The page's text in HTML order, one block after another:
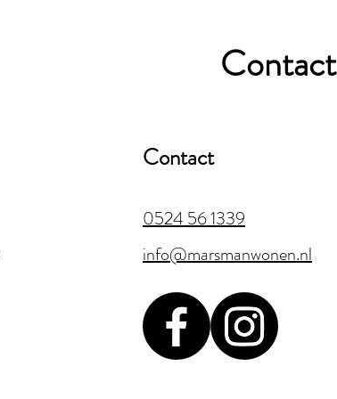
Contact
Contact
0524 56 1339
info@marsmanwonen.nl